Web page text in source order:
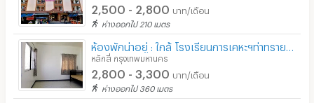
2,500 - 2,800 บาท/เดือน
ห่างออกไป 210 เมตร
หลักสี่ กรุงเทพมหานคร
2,800 - 3,300 บาท/เดือน
ห่างออกไป 360 เมตร